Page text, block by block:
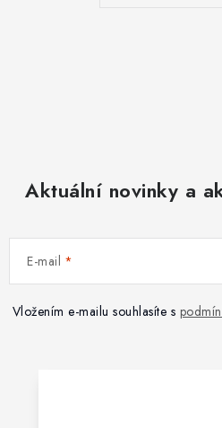
Aktuální novinky a
E-mail
Vložením e-mailu souhlasíte s